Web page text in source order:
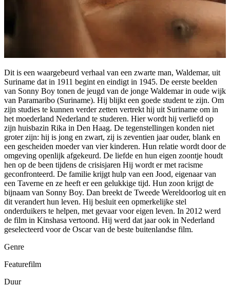
Dit is een waargebeurd verhaal van een zwarte man, Waldemar, uit
Suriname dat in 1911 begint en eindigt in 1945. De eerste beelden
van Sonny Boy tonen de jeugd van de jonge Waldemar in oude wijk
van Paramaribo (Suriname). Hij blijkt een goede student te zijn. Om
zijn studies te kunnen verder zetten vertrekt hij uit Suriname om in
het moederland Nederland te studeren. Hier wordt hij verliefd op
zijn huisbazin Rika in Den Haag. De tegenstellingen konden niet
groter zijn: hij is jong en zwart, zij is zeventien jaar ouder, blank en
een gescheiden moeder van vier kinderen. Hun relatie wordt door de
omgeving openlijk afgekeurd. De liefde en hun eigen zoontje houdt
hen op de been tijdens de crisisjaren Hij wordt er met racisme
geconfronteerd. De familie krijgt hulp van een Jood, eigenaar van
een Taverne en ze heeft er een gelukkige tijd. Hun zoon krijgt de
bijnaam van Sonny Boy. Dan breekt de Tweede Wereldoorlog uit en
dit verandert hun leven. Hij besluit een opmerkelijke stel
onderduikers te helpen, met gevaar voor eigen leven. In 2012 werd
de film in Kinshasa vertoond. Hij werd dat jaar ook in Nederland
geselecteerd voor de Oscar van de beste buitenlandse film.
Genre
Featurefilm
Duur